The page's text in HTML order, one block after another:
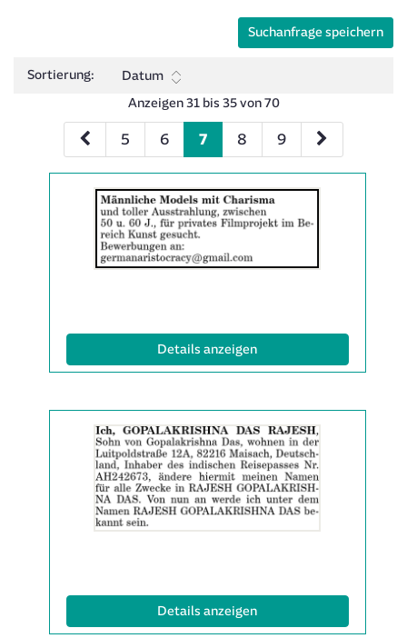
Suchanfrage speichern
Sortierung:
Datum
Anzeigen 31 bis 35 von 70
5 6 7 8 9
der
Anzeige
anzeigen
Details anzeigen(ID: 2061980)
der
Anzeige
2061991
anzeigen
|
Info:
Details anzeigen(ID: 2061991)